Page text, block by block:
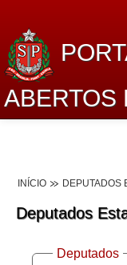
ABERTOS
Lei de Acesso à
Dados
INÍCIO DEPUTADOS
Deputados
Deputados